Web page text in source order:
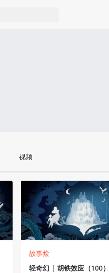
视频
故事烩
轻奇幻 | 胡铁效应（100）